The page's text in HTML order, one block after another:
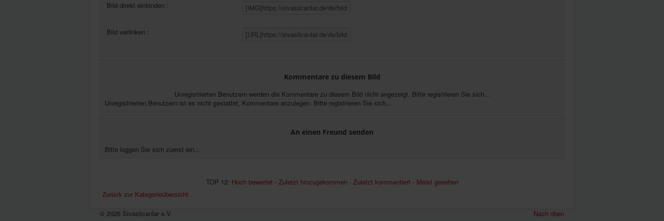
Bild direkt einbinden :
Bild verlinken :
Kommentare zu diesem Bild
Unregistrierten Benutzern werden die Kommentare zu diesem Bild nicht angezeigt. Bitte registrieren Sie sich...
Unregistrierten Benutzern ist es nicht gestattet, Kommentare anzulegen. Bitte registrieren Sie sich...
An einen Freund senden
Bitte loggen Sie sich zuerst ein...
TOP 12: Hoch bewertet - Zuletzt hinzugekommen - Zuletzt kommentiert - Meist gesehen
Zurück zur Kategorieübersicht
Nach oben
© 2026 Sivaslicanlar e.V.